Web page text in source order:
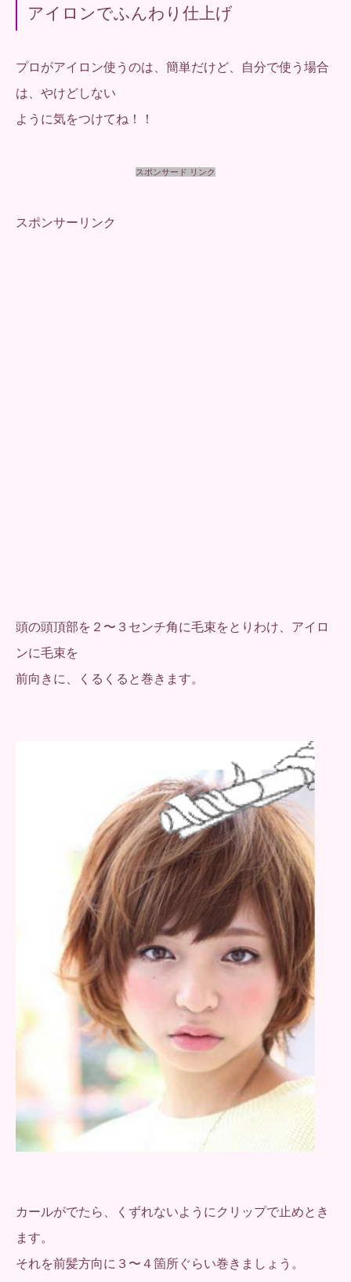
アイロンでふんわり仕上げ
プロがアイロン使うのは、簡単だけど、自分で使う場合
は、やけどしない
ように気をつけてね！！
スポンサード リンク
スポンサーリンク
頭の頭頂部を２〜３センチ角に毛束をとりわけ、アイロ
ンに毛束を
前向きに、くるくると巻きます。
カールがでたら、くずれないようにクリップで止めとき
ます。
それを前髪方向に３〜４箇所ぐらい巻きましょう。